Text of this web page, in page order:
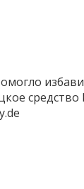
средство